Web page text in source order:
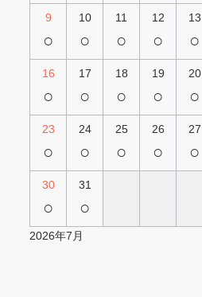
9
○
10
○
11
○
12
○
13
○
16
○
17
○
18
○
19
○
20
○
23
○
24
○
25
○
26
○
27
○
30
○
31
○
2026年7月